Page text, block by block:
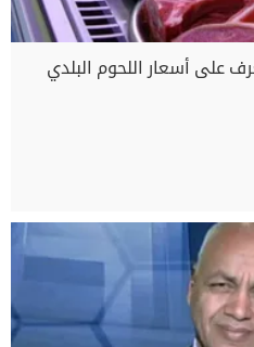
على أسعار اللحوم البلدي